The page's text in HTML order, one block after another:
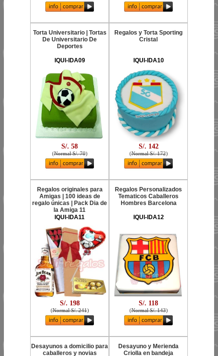
Torta Universitario | Tortas
De Universitario De
Deportes
IQUI-IDA09
S/. 58
(Normal S/. 70)
Regalos y Torta Sporting
Cristal
IQUI-IDA10
S/. 142
(Normal S/. 172)
Regalos originales para
Amigas | 100 ideas de
regalo únicas | Pack Dia de
la Amiga 11
IQUI-IDA11
S/. 198
(Normal S/. 241)
Regalos Personalizados
Tematicos Caballeros
Hombres Barcelona
IQUI-IDA12
S/. 118
(Normal S/. 143)
Desayunos a domicilio para
caballeros y novias
Desayuno y Merienda
Criolla en bandeja